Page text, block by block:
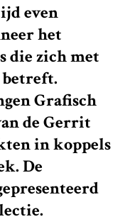
even
het
die zich met
Grafisch
de Gerrit
in koppels
De